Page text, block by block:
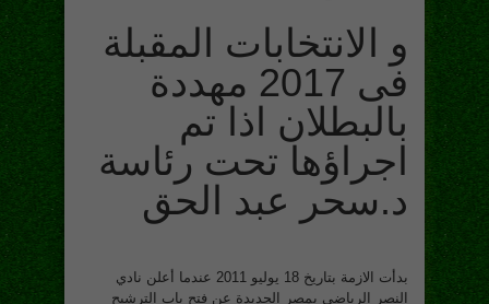
و الانتخابات المقبلة
فى 2017 مهددة
بالبطلان اذا تم
اجراؤها تحت رئاسة
د.سحر عبد الحق
بدأت الازمة بتاريخ 18 يوليو 2011 عندما أعلن نادي
النصر الرياضى بمصر الجديدة عن فتح باب الترشيح